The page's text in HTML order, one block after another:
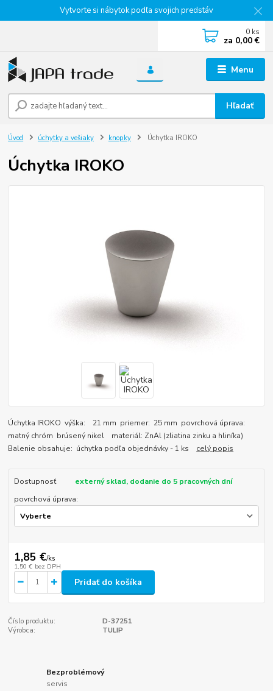
Vytvorte si nábytok podľa svojich predstáv
Menu
Hľadať
0 ks
za 0,00 €
Úvod úchytky a vešiaky knopky Úchytka IROKO
Úchytka IROKO
Úchytka IROKO výška: 21 mm priemer: 25 mm povrchová úprava:
matný chróm brúsený nikel materiál: ZnAl (zliatina zinku a hliníka)
Balenie obsahuje: úchytka podľa objednávky - 1 ks celý popis
Dostupnosť
externý sklad, dodanie do 5 pracovných dní
povrchová úprava:
1,85 €/ks
1,50 € bez DPH
Pridať do košíka
Číslo produktu:
D-37251
Výrobca:
TULIP
Bezproblémový
servis